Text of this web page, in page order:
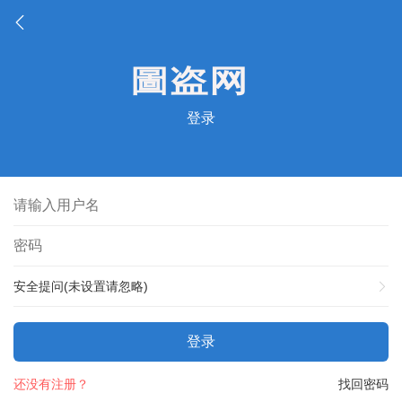
登录
安全提问(未设置请忽略)
登录
找回密码
还没有注册？